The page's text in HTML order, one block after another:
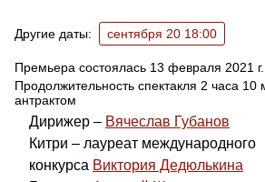
Другие даты: сентября 20 18:00
Премьера состоялась 13 февраля 2021 г.
Продолжительность спектакля 2 часа 10
антрактом
Дирижер – Вячеслав Губанов
Китри – лауреат международного
конкурса Виктория Дедюлькина